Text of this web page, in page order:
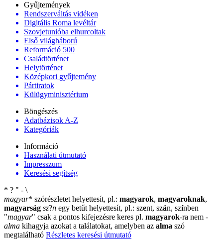
Gyűjtemények
Rendszerváltás vidéken
Digitális Roma levéltár
Szovjetunióba elhurcoltak
Első világháború
Reformáció 500
Családtörténet
Helytörténet
Középkori gyűjtemény
Pártiratok
Külügyminisztérium
Böngészés
Adatbázisok A-Z
Kategóriák
Információ
Használati útmutató
Impresszum
Keresési segítség
* ? " - \
magyar* szórészletet helyettesít, pl.: magyarok, magyaroknak,
magyarság sz?n egy betűt helyettesít, pl.: szent, szán, színben
"magyar" csak a pontos kifejezésre keres pl. magyarok-ra nem -
alma kihagyja azokat a találatokat, amelyben az alma szó
megtalálható Részletes keresési útmutató